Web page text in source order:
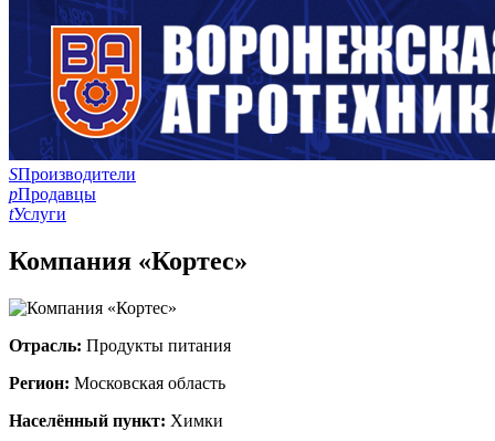
SПроизводители
pПродавцы
tУслуги
Компания «Кортес»
Отрасль: Продукты питания
Регион: Московская область
Населённый пункт: Химки